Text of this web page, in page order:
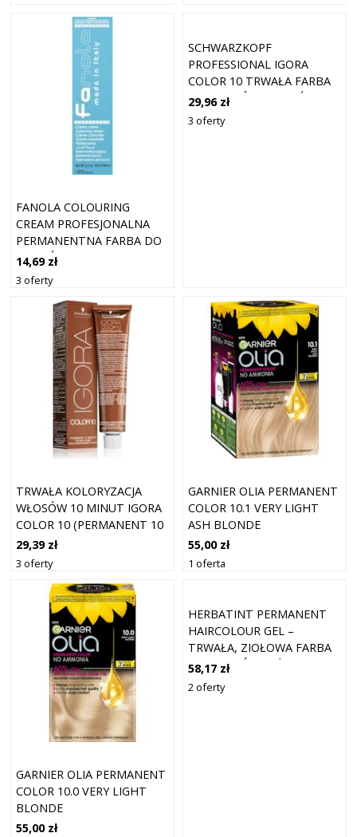
FANOLA COLOURING
CREAM PROFESJONALNA
PERMANENTNA FARBA DO
WŁOSÓW 9.03 100 ML
14,69 zł
3 oferty
SCHWARZKOPF
PROFESSIONAL IGORA
COLOR 10 TRWAŁA FARBA
DO WŁOSÓW ODCIEŃ 9-00
EXTRA LIGHT BLONDE
NATURAL EXTRA 60 ML
29,96 zł
3 oferty
TRWAŁA KOLORYZACJA
WŁOSÓW 10 MINUT IGORA
COLOR 10 (PERMANENT 10
MINUTE COLOR CREAM) 60
ML - ODCIEŃ: 8-0
29,39 zł
3 oferty
GARNIER OLIA PERMANENT
COLOR 10.1 VERY LIGHT
ASH BLONDE
55,00 zł
1 oferta
GARNIER OLIA PERMANENT
COLOR 10.0 VERY LIGHT
BLONDE
55,00 zł
HERBATINT PERMANENT
HAIRCOLOUR GEL –
TRWAŁA, ZIOŁOWA FARBA
DO WŁOSÓW W ŻELU,
170ML 9N | BARDZO JASNY
BLOND
58,17 zł
2 oferty